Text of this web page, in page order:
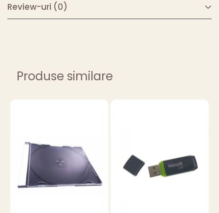
Review-uri (0)
Produse similare